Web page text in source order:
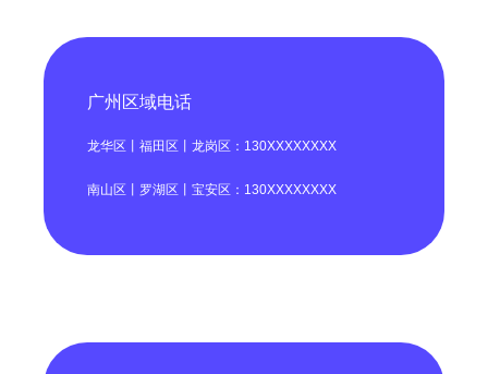
广州区域电话
龙华区丨福田区丨龙岗区：130XXXXXXXX
南山区丨罗湖区丨宝安区：130XXXXXXXX